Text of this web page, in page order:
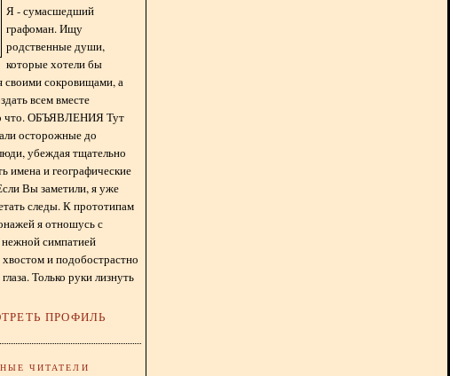
Я - сумасшедший
графоман. Ищу
родственные души,
которые хотели бы
своими сокровищами, а
всем вместе
что. ОБЪЯВЛЕНИЯ Тут
осторожные до
убеждая тщательно
имена и географические
Вы заметили, я уже
следы. К прототипам
я отношусь с
симпатией
хвостом и подобострастно
глаза. Только руки лизнуть
ПРОФИЛЬ
ЧИТАТЕЛИ